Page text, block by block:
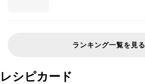
ランキング一覧を見る
レシピカード